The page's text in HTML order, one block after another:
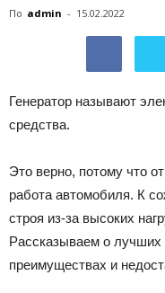
По admin - 15.02.2022
Генератор называют
средства.
Это верно, потому что
работа автомобиля. К
строя из-за высоких
Рассказываем о лучших
преимуществах и